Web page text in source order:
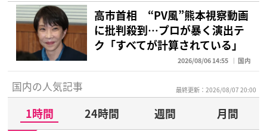
高市首相 “PV風”熊本視察動画
に批判殺到…プロが暴く演出テ
ク「すべてが計算されている」
2026/08/06 14:55 国内
国内の人気記事 最終更新：2026/08/07 20:00
1時間 24時間 週間
月間